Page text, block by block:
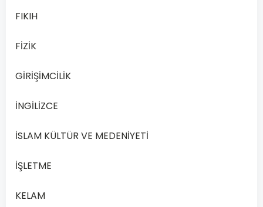
Öğretim…
Devamını
FIKIH
FİZİK
GİRİŞİMCİLİK
İNGİLİZCE
İSLAM KÜLTÜR VE MEDENİYETİ
İŞLETME
KELAM